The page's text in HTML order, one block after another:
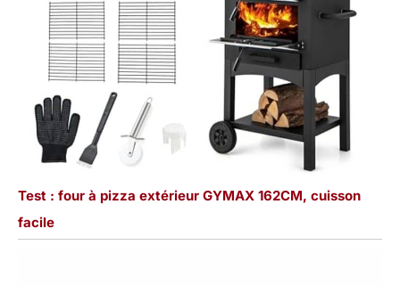
Test : four à pizza extérieur GYMAX 162CM, cuisson
facile